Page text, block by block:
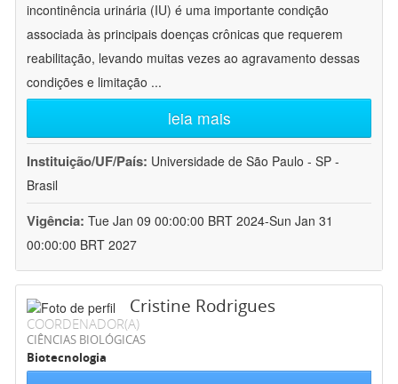
incontinência urinária (IU) é uma importante condição
associada às principais doenças crônicas que requerem
reabilitação, levando muitas vezes ao agravamento dessas
condições e limitação ...
leia mais
Instituição/UF/País: Universidade de São Paulo - SP -
Brasil
Vigência: Tue Jan 09 00:00:00 BRT 2024-Sun Jan 31
00:00:00 BRT 2027
Cristine Rodrigues
COORDENADOR(A)
CIÊNCIAS BIOLÓGICAS
Biotecnologia